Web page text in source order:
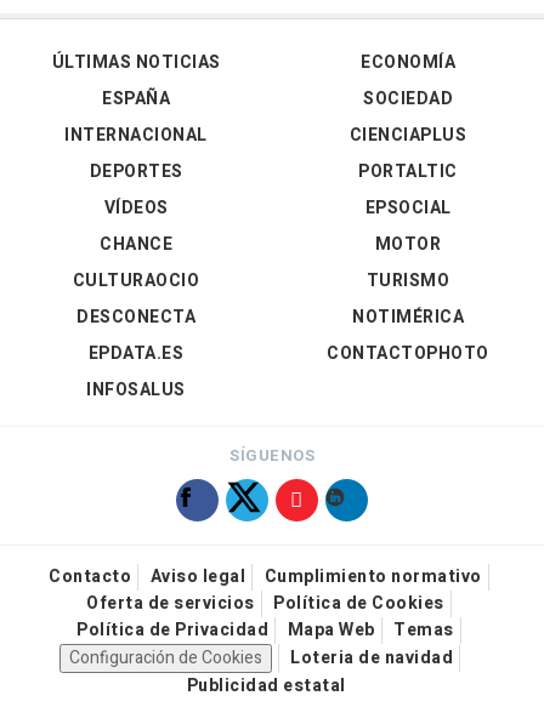
ÚLTIMAS NOTICIAS
ESPAÑA
INTERNACIONAL
DEPORTES
VÍDEOS
ECONOMÍA
SOCIEDAD
CIENCIAPLUS
PORTALTIC
EPSOCIAL
CHANCE
CULTURAOCIO
DESCONECTA
EPDATA.ES
INFOSALUS
MOTOR
TURISMO
NOTIMÉRICA
CONTACTOPHOTO
SÍGUENOS
Contacto Aviso legal
Cumplimiento normativo
Oferta de servicios
Política de Cookies
Política de Privacidad
Mapa Web
Temas
Configuración de Cookies
Loteria de navidad
Publicidad estatal